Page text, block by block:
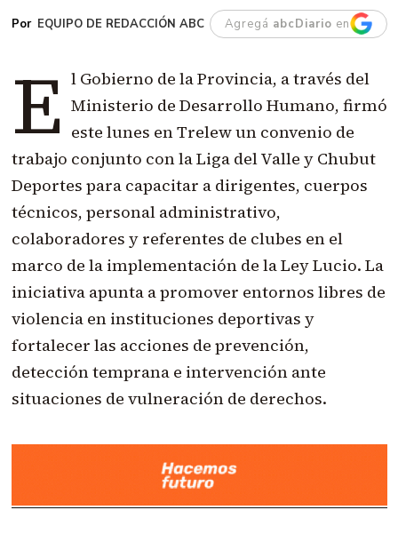
EQUIPO DE REDACCIÓN ABC Agregá abcDiario en
E l Gobierno de la Provincia, a través del
Ministerio de Desarrollo Humano, firmó
este lunes en Trelew un convenio de
trabajo conjunto con la Liga del Valle y Chubut
Deportes para capacitar a dirigentes, cuerpos
técnicos, personal administrativo,
colaboradores y referentes de clubes en el
marco de la implementación de la Ley Lucio. La
iniciativa apunta a promover entornos libres de
violencia en instituciones deportivas y
fortalecer las acciones de prevención,
detección temprana e intervención ante
situaciones de vulneración de derechos.